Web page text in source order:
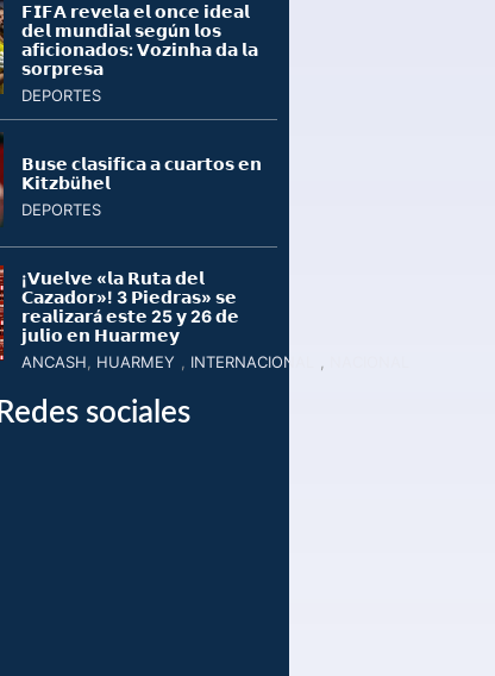
𝗙𝗜𝗙𝗔 𝗿𝗲𝘃𝗲𝗹𝗮 𝗲𝗹 𝗼𝗻𝗰𝗲 𝗶𝗱𝗲𝗮𝗹
𝗱𝗲𝗹 𝗺𝘂𝗻𝗱𝗶𝗮𝗹 𝘀𝗲𝗴ú𝗻 𝗹𝗼𝘀
𝗮𝗳𝗶𝗰𝗶𝗼𝗻𝗮𝗱𝗼𝘀: 𝗩𝗼𝘇𝗶𝗻𝗵𝗮 𝗱𝗮 𝗹𝗮
𝘀𝗼𝗿𝗽𝗿𝗲𝘀𝗮
DEPORTES
𝗕𝘂𝘀𝗲 𝗰𝗹𝗮𝘀𝗶𝗳𝗶𝗰𝗮 𝗮 𝗰𝘂𝗮𝗿𝘁𝗼𝘀 𝗲𝗻
𝗞𝗶𝘁𝘇𝗯ü𝗵𝗲𝗹
DEPORTES
¡𝗩𝘂𝗲𝗹𝘃𝗲 «𝗹𝗮 𝗥𝘂𝘁𝗮 𝗱𝗲𝗹
𝗖𝗮𝘇𝗮𝗱𝗼𝗿»! 3 𝗣𝗶𝗲𝗱𝗿𝗮𝘀» 𝘀𝗲
𝗿𝗲𝗮𝗹𝗶𝘇𝗮𝗿á 𝗲𝘀𝘁𝗲 25 𝘆 26 𝗱𝗲
𝗷𝘂𝗹𝗶𝗼 𝗲𝗻 𝗛𝘂𝗮𝗿𝗺𝗲𝘆
ANCASH, HUARMEY , INTERNACIONAL ,
Redes sociales